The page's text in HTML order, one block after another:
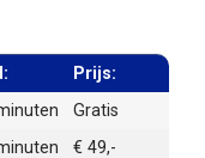
Prijs:
Gratis
€ 49,-